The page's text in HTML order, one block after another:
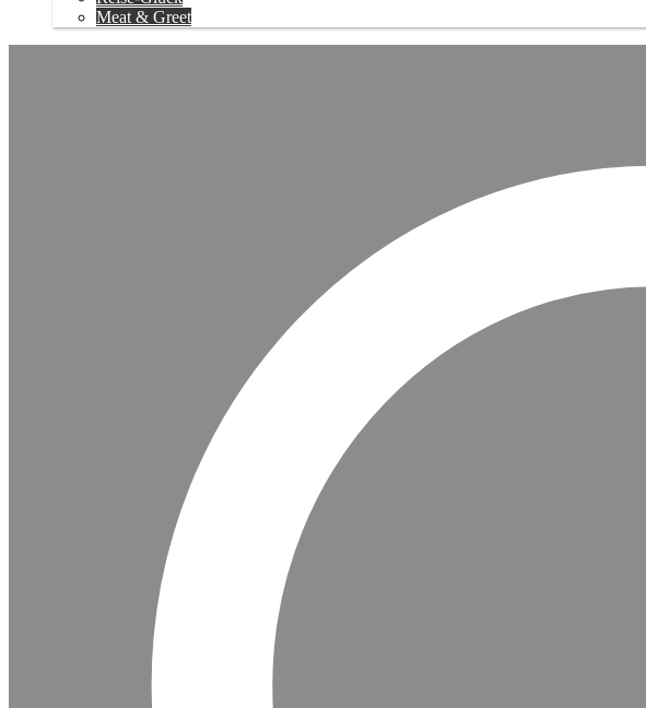
Meat & Greet